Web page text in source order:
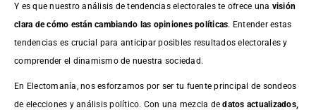
Y es que nuestro análisis de tendencias electorales te ofrece una visión
clara de cómo están cambiando las opiniones políticas. Entender estas
tendencias es crucial para anticipar posibles resultados electorales y
comprender el dinamismo de nuestra sociedad.
En Electomanía, nos esforzamos por ser tu fuente principal de sondeos
de elecciones y análisis político. Con una mezcla dedatos actualizados,